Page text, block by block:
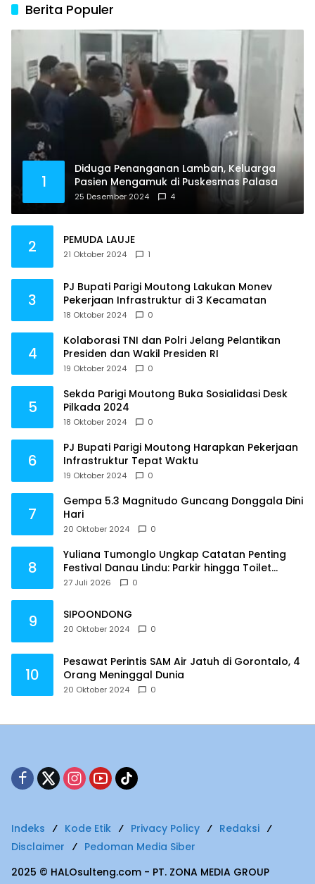
Berita Populer
1
Diduga Penanganan Lamban, Keluarga
Pasien Mengamuk di Puskesmas Palasa
25 Desember 2024 4
2 PEMUDA LAUJE
21 Oktober 2024 1
3
PJ Bupati Parigi Moutong Lakukan Monev
Pekerjaan Infrastruktur di 3 Kecamatan
18 Oktober 2024 0
4
Kolaborasi TNI dan Polri Jelang Pelantikan
Presiden dan Wakil Presiden RI
19 Oktober 2024 0
5
Sekda Parigi Moutong Buka Sosialidasi Desk
Pilkada 2024
18 Oktober 2024 0
6
PJ Bupati Parigi Moutong Harapkan Pekerjaan
Infrastruktur Tepat Waktu
19 Oktober 2024 0
7
Gempa 5.3 Magnitudo Guncang Donggala Dini
Hari
20 Oktober 2024 0
8
Yuliana Tumonglo Ungkap Catatan Penting
Festival Danau Lindu: Parkir hingga Toilet
Harus Jadi Prioritas
27 Juli 2026 0
9 SIPOONDONG
20 Oktober 2024 0
10
Pesawat Perintis SAM Air Jatuh di Gorontalo, 4
Orang Meninggal Dunia
20 Oktober 2024 0
Indeks Kode Etik Privacy Policy
Redaksi
Disclaimer
Pedoman Media Siber
2025 © HALOsulteng.com - PT. ZONA MEDIA GROUP